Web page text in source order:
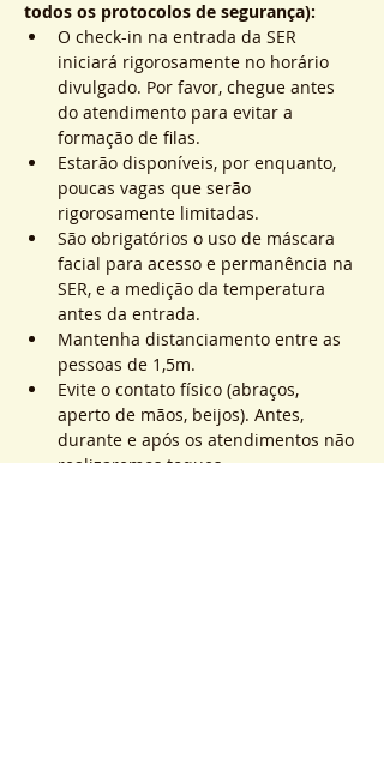
todos os protocolos de segurança):
O check-in na entrada da SER
iniciará rigorosamente no horário
divulgado. Por favor, chegue antes
do atendimento para evitar a
formação de filas.
Estarão disponíveis, por enquanto,
poucas vagas que serão
rigorosamente limitadas.
São obrigatórios o uso de máscara
facial para acesso e permanência na
SER, e a medição da temperatura
antes da entrada.
Mantenha distanciamento entre as
pessoas de 1,5m.
Evite o contato físico (abraços,
aperto de mãos, beijos). Antes,
durante e após os atendimentos não
realizaremos toques.